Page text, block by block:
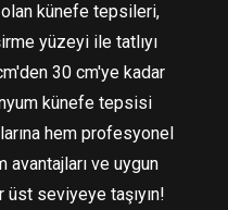
künefe tepsileri,
yüzeyi ile tatlıyı
30 cm'ye kadar
künefe tepsisi
hem profesyonel
avantajları ve uygun
seviyeye taşıyın!